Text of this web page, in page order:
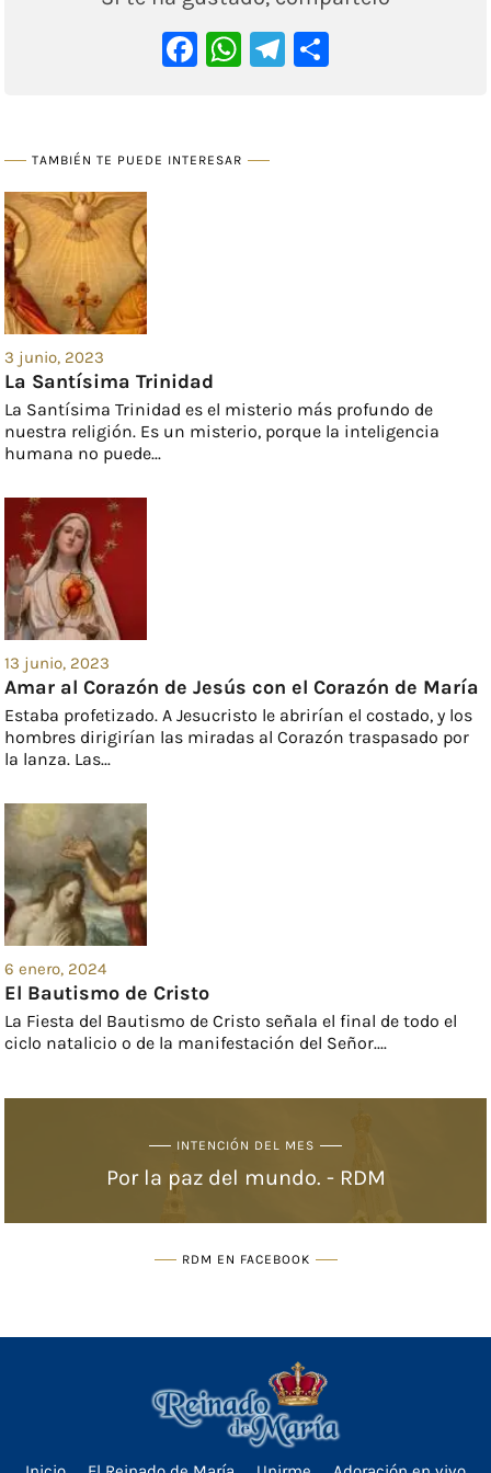
Facebook
WhatsApp
Telegram
TAMBIÉN TE PUEDE INTERESAR
3 junio, 2023
La Santísima Trinidad
La Santísima Trinidad es el misterio más profundo de
nuestra religión. Es un misterio, porque la inteligencia
humana no puede...
13 junio, 2023
Amar al Corazón de Jesús con el Corazón de María
Estaba profetizado. A Jesucristo le abrirían el costado, y los
hombres dirigirían las miradas al Corazón traspasado por
la lanza. Las...
6 enero, 2024
El Bautismo de Cristo
La Fiesta del Bautismo de Cristo señala el final de todo el
ciclo natalicio o de la manifestación del Señor....
INTENCIÓN DEL MES
Por la paz del mundo. - RDM
RDM EN FACEBOOK